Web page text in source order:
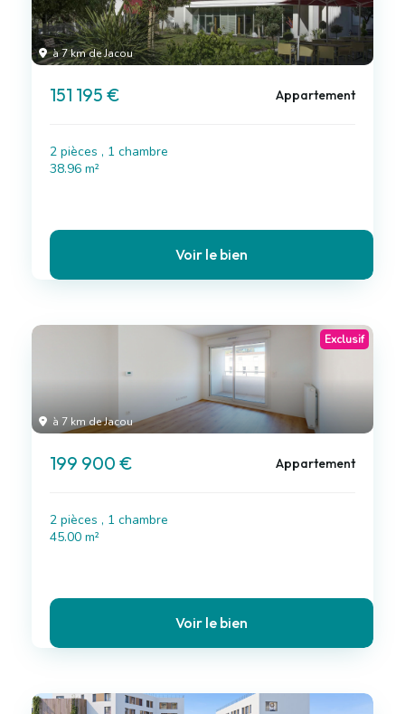
à 7 km de Jacou
151 195 € Appartement
2 pièces , 1 chambre
38.96 m²
Voir le bien
à 7 km de Jacou
Exclusif
199 900 € Appartement
2 pièces , 1 chambre
45.00 m²
Voir le bien